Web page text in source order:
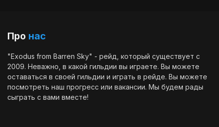
Про нас
"Exodus from Barren Sky" - рейд, который существует с
2009. Неважно, в какой гильдии вы играете. Вы можете
оставаться в своей гильдии и играть в рейде. Вы можете
посмотреть наш прогресс или вакансии. Мы будем рады
сыграть с вами вместе!